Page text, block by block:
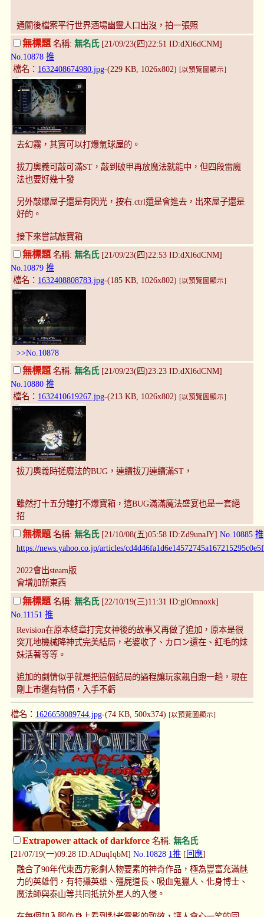
通關後檔案平行世界酒場幽靈人口出沒，拍一張照
無標題名稱: 無名氏[21/09/23(四)22:51 ID:dXl6dCNM]
No.10878 推
檔名： 1632408674980.jpg-(229 KB, 1026x802) [以預覽圖顯示]
去幻霧，其實可以打爆氣球屋的。
拔刀奧義可敲可滿ST，敲到破甲再放魔法就能中，但四段雷魔
法也要好幾十發
另外敲爆屋子還是有閃光，按右.ctrl還是會進去，出來屋子還是
好的。
接下來嘗試敲寶箱
無標題 名稱: 無名氏[21/09/23(四)22:53 ID:dXl6dCNM]
No.10879 推
檔名： 1632408808783.jpg-(185 KB, 1026x802) [以預覽圖顯示]
>>No.10878
無標題 名稱: 無名氏[21/09/23(四)23:23 ID:dXl6dCNM]
No.10880 推
檔名： 1632410619267.jpg-(213 KB, 1026x802) [以預覽圖顯示]
拔刀奧義時搓魔法的BUG，連續拔刀連續滿ST，
雖然打十五分鐘打不爆寶箱，這BUG滿滿魔法盛宴也是一套絕
招
無標題名稱: 無名氏[21/10/08(五)05:58 ID:Zd9unaJY] No.10885 推
https://news.yahoo.co.jp/articles/
2022會出steam版
會增加新東西
無標題 名稱: 無名氏[22/10/19(三)11:31 ID:glOmnoxk]
No.11151 推
Revision在原本終章打完女神後的故事又再做了追加，原本是很
突兀地機械降神式完美結局，老婆收了、カロン還在、紅毛的妹
妹活著等等。
追加的劇情似乎就是把這個結局的過程讓玩家親自跑一趟，現在
剛上市還有特價，入手不虧
檔名： 1626658089744.jpg-(74 KB, 500x374) [以預覽圖顯示]
Extrapower attack of darkforce 名稱: 無名氏
[21/07/19(一)09:28 ID:ADuqIqbM] No.10828 1推 [回應]
融合了90年代東西方影劇人物要素的神奇作品，極為豐富充滿魅
力的英雄們，有特攝英雄、殭屍道長、吸血鬼獵人、化身博士、
魔法師與泰山等共同抵抗外星人的入侵。